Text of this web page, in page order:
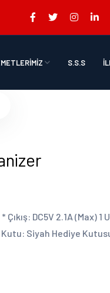
S.S.S
DC5V 2.1A (Max) 1
Kutu: Siyah Hediye